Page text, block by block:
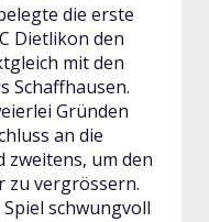
die erste
Dietlikon den
mit den
Schaffhausen.
Gründen
an die
zweitens, um den
zu vergrössern.
schwungvoll